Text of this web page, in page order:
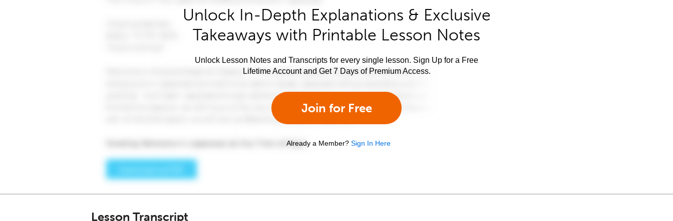
Unlock In-Depth Explanations & Exclusive
Takeaways with Printable Lesson Notes
Unlock Lesson Notes and Transcripts for every single lesson. Sign Up for a Free
Lifetime Account and Get 7 Days of Premium Access.
Join for Free
Already a Member? Sign In Here
Lesson Transcript